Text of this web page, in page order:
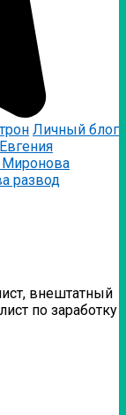
Личный блог
Миронова
развод
внештатный
по заработку